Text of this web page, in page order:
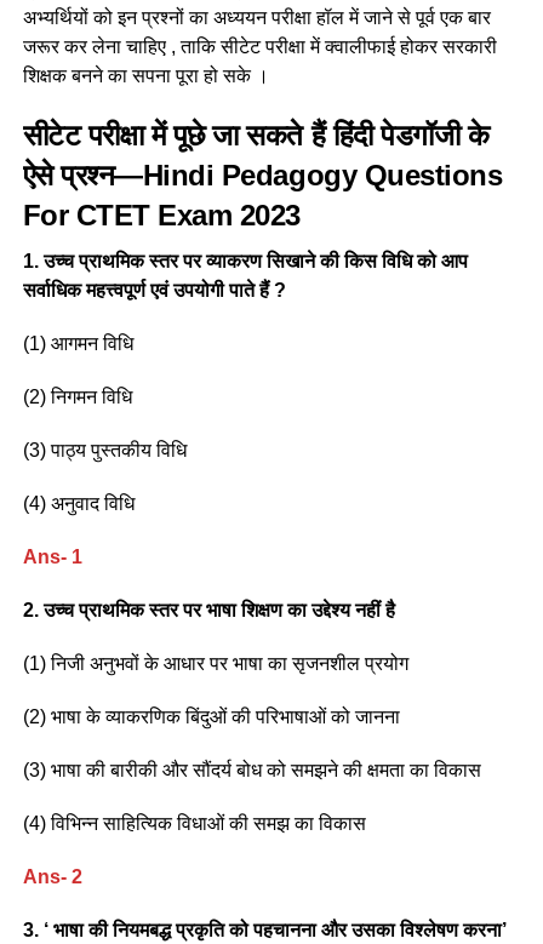
अभ्यर्थियों को इन प्रश्नों का अध्ययन परीक्षा हॉल में जाने से पूर्व एक बार
जरूर कर लेना चाहिए , ताकि सीटेट परीक्षा में क्वालीफाई होकर सरकारी
शिक्षक बनने का सपना पूरा हो सके ।
सीटेट परीक्षा में पूछे जा सकते हैं हिंदी पेडगॉजी के
ऐसे प्रश्न—Hindi Pedagogy Questions
For CTET Exam 2023
1. उच्च प्राथमिक स्तर पर व्याकरण सिखाने की किस विधि को आप
सर्वाधिक महत्त्वपूर्ण एवं उपयोगी पाते हैं ?
(1) आगमन विधि
(2) निगमन विधि
(3) पाठ्य पुस्तकीय विधि
(4) अनुवाद विधि
Ans- 1
2. उच्च प्राथमिक स्तर पर भाषा शिक्षण का उद्देश्य नहीं है
(1) निजी अनुभवों के आधार पर भाषा का सृजनशील प्रयोग
(2) भाषा के व्याकरणिक बिंदुओं की परिभाषाओं को जानना
(3) भाषा की बारीकी और सौंदर्य बोध को समझने की क्षमता का विकास
(4) विभिन्न साहित्यिक विधाओं की समझ का विकास
Ans- 2
3. ‘ भाषा की नियमबद्ध प्रकृति को पहचानना और उसका विश्लेषण करना’